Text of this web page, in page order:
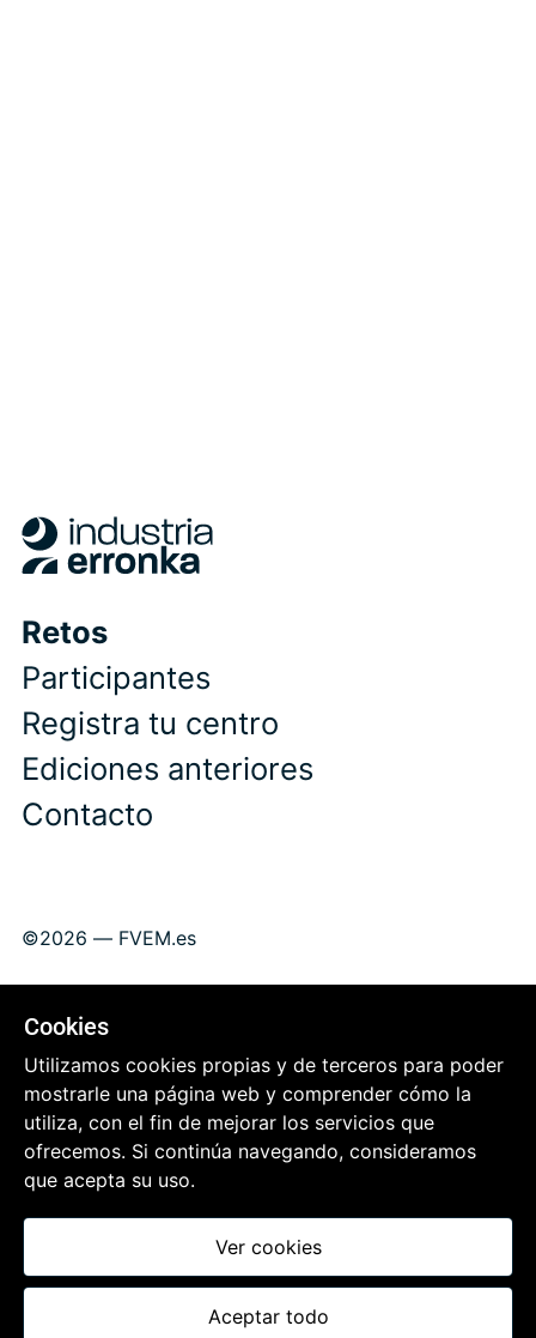
Retos
Participantes
Registra tu centro
Ediciones anteriores
Contacto
©2026 — FVEM.es
Política de privacidad
Política de cookies
Protección de datos
El contenido de este sitio está licenciado bajo la licencia Creative
Commons Atribución / Reconocimiento-NoComercial-SinDerivados
Cookies
Utilizamos cookies propias y de terceros para poder
mostrarle una página web y comprender cómo la
utiliza, con el fin de mejorar los servicios que
ofrecemos. Si continúa navegando, consideramos
que acepta su uso.
Ver cookies
Aceptar todo